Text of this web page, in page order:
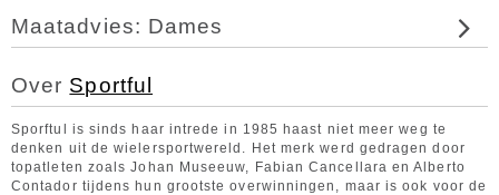
Maatadvies: Dames
Over Sportful
Sporftul is sinds haar intrede in 1985 haast niet meer weg te
denken uit de wielersportwereld. Het merk werd gedragen door
topatleten zoals Johan Museeuw, Fabian Cancellara en Alberto
Contador tijdens hun grootste overwinningen, maar is ook voor de